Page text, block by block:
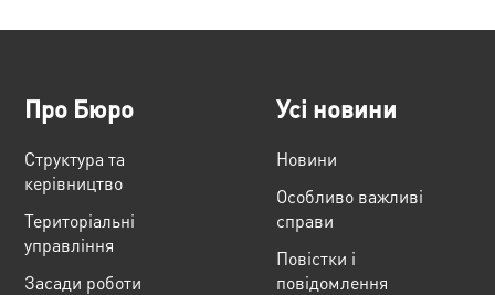
Про Бюро
Структура та
керівництво
Територіальні
управління
Засади роботи
Усі новини
Новини
Особливо важливі
справи
Повістки і
повідомлення